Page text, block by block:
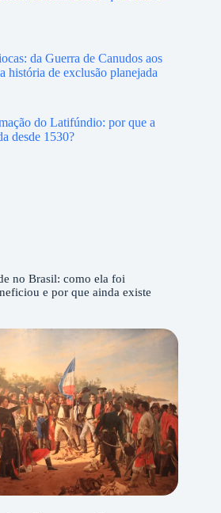
da Guerra de Canudos aos
de exclusão planejada
do Latifúndio: por que a
desde 1530?
no Brasil: como ela foi
e por que ainda existe